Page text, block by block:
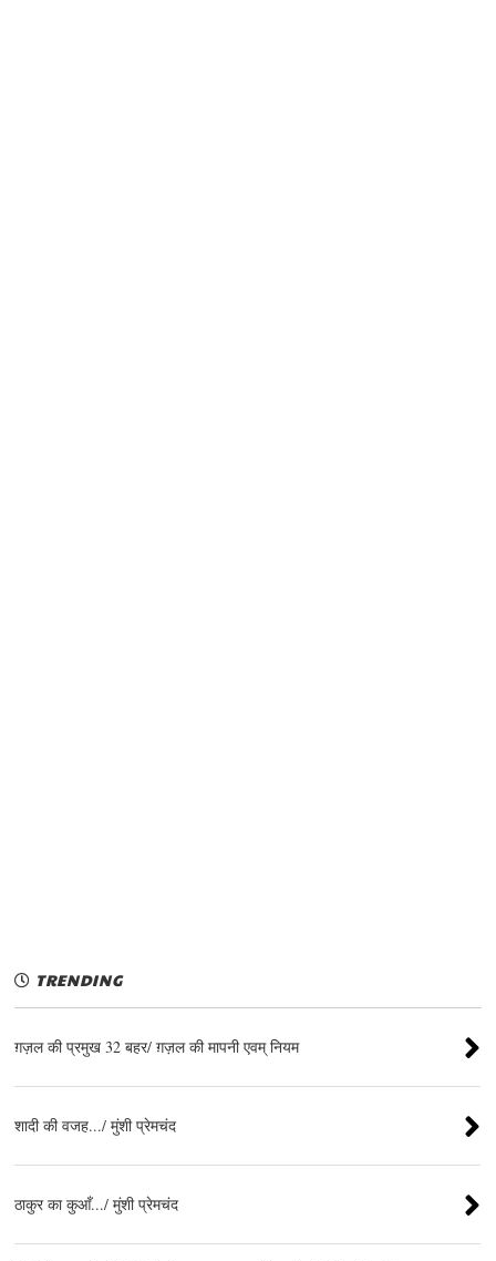
TRENDING
ग़ज़ल की प्रमुख 32 बहर/ ग़ज़ल की मापनी एवम् नियम
शादी की वजह.../ मुंशी प्रेमचंद
ठाकुर का कुआँ.../ मुंशी प्रेमचंद